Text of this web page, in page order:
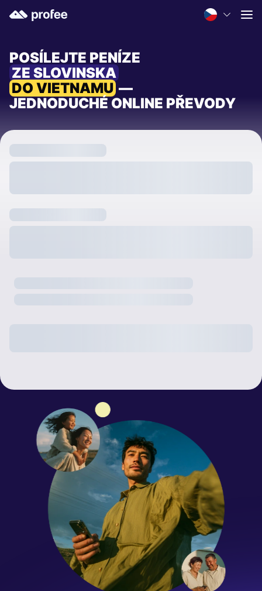
POSÍLEJTE PENÍZE
ZE SLOVINSKA
DO VIETNAMU —
JEDNODUCHÉ ONLINE PŘEVODY